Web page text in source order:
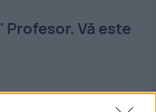
Vă este